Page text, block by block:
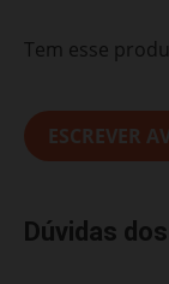
Tem esse
ESCREVER
Dúvidas